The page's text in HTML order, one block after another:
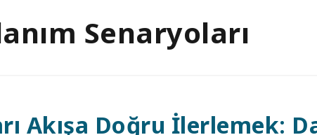
Senaryoları
Akışa Doğru İlerlemek: